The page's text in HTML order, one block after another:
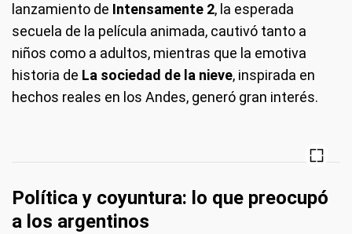
lanzamiento de Intensamente 2, la esperada
secuela de la película animada, cautivó tanto a
niños como a adultos, mientras que la emotiva
historia de La sociedad de la nieve, inspirada en
hechos reales en los Andes, generó gran interés.
Política y coyuntura: lo que preocupó
a los argentinos